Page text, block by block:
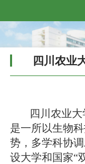
四川农业
四川农业大
是一所以生物
势，多学科协
设大学和国家“